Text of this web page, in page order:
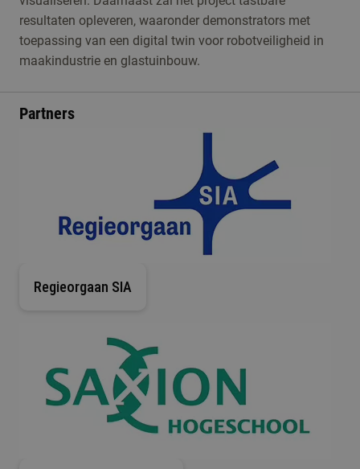
resultaten opleveren, waaronder demonstrators met
toepassing van een digital twin voor robotveiligheid in
maakindustrie en glastuinbouw.
Partners
Regieorgaan SIA